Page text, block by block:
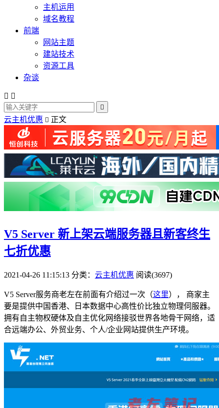
主机运用
域名教程
前端
网站主题
建站技术
资源工具
杂谈
 

云主机优惠  正文
V5 Server 新上架云端服务器且新客终生
七折优惠
2021-04-26 11:15:13 分类： 云主机优惠 阅读(3697)
V5 Server服务商老左在前面有介绍过一次（这里）， 商家主
要是提供中国香港、日本数据中心高性价比独立物理伺服器。
拥有自主物权硬体及自主优化网络接驳世界各地骨干网络，适
合远端办公、外贸业务、个人/企业网站提供生产环境。